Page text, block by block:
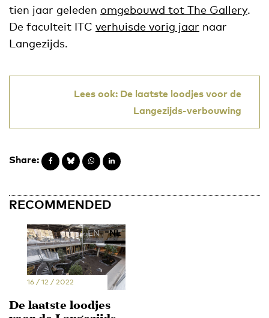
tien jaar geleden omgebouwd tot The Gallery.
De faculteit ITC verhuisde vorig jaar naar
Langezijds.
Lees ook: De laatste loodjes voor de
Langezijds-verbouwing
Share:
RECOMMENDED
EN NL
16 / 12 / 2022
De laatste loodjes